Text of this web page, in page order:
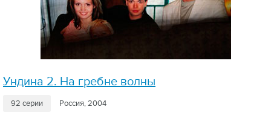
Ундина 2. На гребне волны
92 серии Россия, 2004